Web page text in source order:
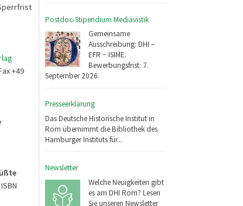
Postdoc-Stipendium Mediävistik
Gemeinsame
Ausschreibung: DHI –
EFR − ISIME.
Bewerbungsfrist: 7.
September 2026.
Presseerklärung
Das Deutsche Historische Institut in
Rom übernimmt die Bibliothek des
Hamburger Instituts für...
Newsletter
Welche Neuigkeiten gibt
es am DHI Rom? Lesen
Sie unseren Newsletter
+49